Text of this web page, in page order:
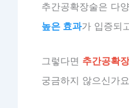
추간공확장술은 다
높은 효과가 입증되
그렇다면 추간공확
궁금하지 않으신가